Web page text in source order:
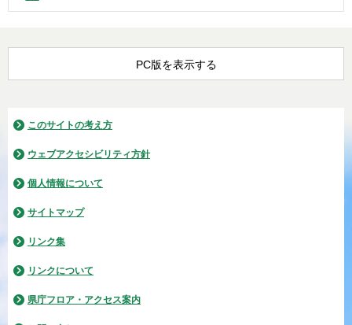
PC版を表示する
このサイトの考え方
ウェブアクセシビリティ方針
個人情報について
サイトマップ
リンク集
リンクについて
県庁フロア・アクセス案内